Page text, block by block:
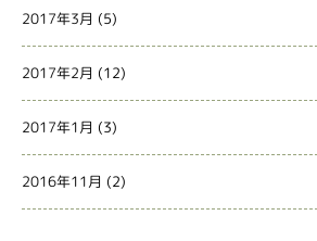
2017年3月 (5)
2017年2月 (12)
2017年1月 (3)
2016年11月 (2)